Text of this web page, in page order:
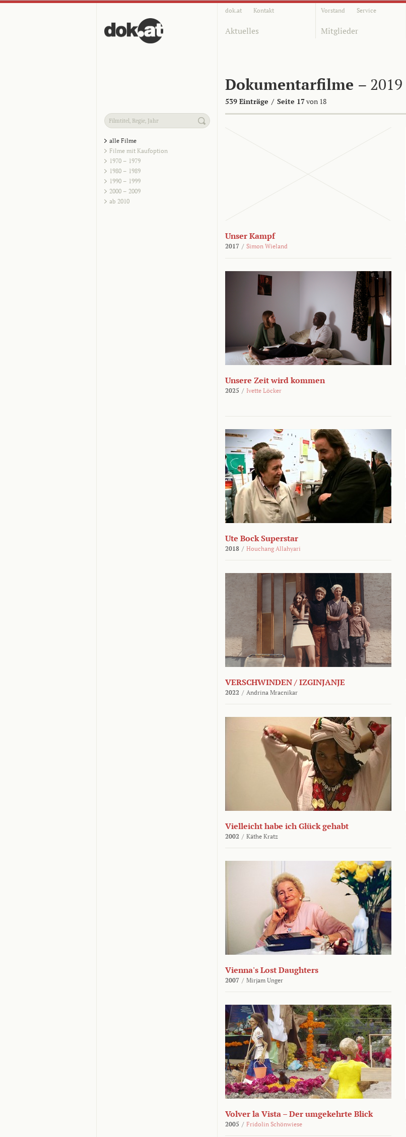
dok.at Kontakt Vorstand Service
Aktuelles Mitglieder
Dokumentarfilme – 2019
539 Einträge / Seite 17von 18
alle Filme
Filme mit Kaufoption
1970 – 1979
1980 – 1989
1990 – 1999
2000 – 2009
ab 2010
Unser Kampf
2017 / Simon Wieland
Unsere Zeit wird kommen
2025 / Ivette Löcker
Ute Bock Superstar
2018 / Houchang Allahyari
VERSCHWINDEN / IZGINJANJE
2022 / Andrina Mracnikar
Vielleicht habe ich Glück gehabt
2002 / Käthe Kratz
Vienna's Lost Daughters
2007 / Mirjam Unger
Volver la Vista – Der umgekehrte Blick
2005 / Fridolin Schönwiese